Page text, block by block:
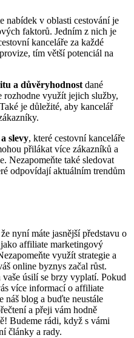
v oblasti cestování je
faktorů. Jedním z nich je
kanceláře za každé
tím větší potenciál na
a důvěryhodnost dané
rozhodne využít jejich služby,
je důležité, aby kancelář
slevy, které cestovní kanceláře
přilákat více zákazníků a
Nezapomeňte také sledovat
odpovídají aktuálním trendům
nyní máte jasnější představu o
affiliate marketingový
využít strategie a
online byznys začal růst.
úsilí se brzy vyplatí. Pokud
více informací o affiliate
náš blog a buďte neustále
a přeji vám hodně
Budeme rádi, když s vámi
články a rady.